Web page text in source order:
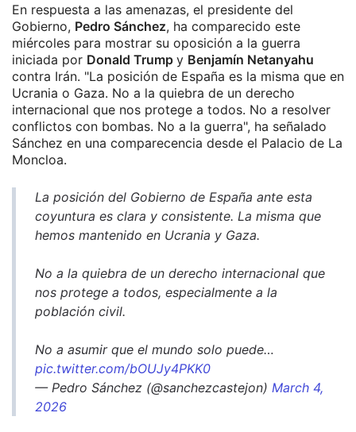
En respuesta a las amenazas, el presidente del
Gobierno, Pedro Sánchez, ha comparecido este
miércoles para mostrar su oposición a la guerra
iniciada por Donald Trump y Benjamín Netanyahu
contra Irán. "La posición de España es la misma que en
Ucrania o Gaza. No a la quiebra de un derecho
internacional que nos protege a todos. No a resolver
conflictos con bombas. No a la guerra", ha señalado
Sánchez en una comparecencia desde el Palacio de La
Moncloa.
La posición del Gobierno de España ante esta
coyuntura es clara y consistente. La misma que
hemos mantenido en Ucrania y Gaza.
No a la quiebra de un derecho internacional que
nos protege a todos, especialmente a la
población civil.
No a asumir que el mundo solo puede…
pic.twitter.com/bOUJy4PKK0
— Pedro Sánchez (@sanchezcastejon) March 4,
2026